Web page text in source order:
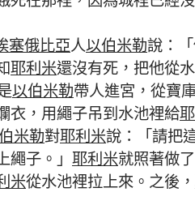
塞俄比亞人以伯米勒說 ：「
耶利米還沒有死 ， 把他從
以伯米勒帶人進宮 ， 從寶
衣 ， 用繩子吊到水池裡給
米勒對耶利米說 ：「請把
繩子 。」 耶利米就照著做了
米從水池裡拉上來 。 之後 ，